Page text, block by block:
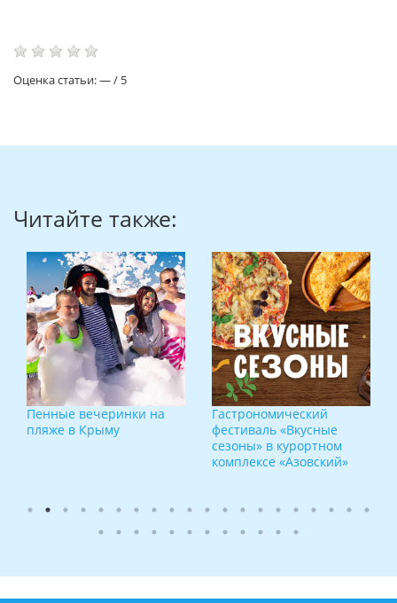
Оценка статьи:—/ 5
Читайте также:
Пенные вечеринки на
пляже в Крыму
Гастрономический
фестиваль «Вкусные
сезоны» в курортном
комплексе «Азовский»